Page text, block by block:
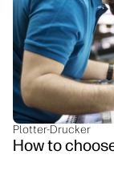
Workflow-
Nachhaltigkeit
Plotter-Drucker
How to